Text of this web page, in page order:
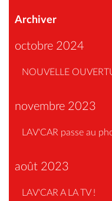
Archiver
octobre 2024
NOUVELLE
novembre 2023
LAV'CAR passe au
août 2023
LAV'CAR A LA TV !